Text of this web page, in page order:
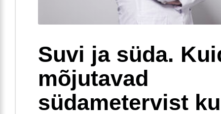
Suvi ja süda.
mõjutavad
südametervist